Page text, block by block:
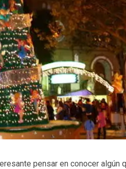
pensar en conocer algún